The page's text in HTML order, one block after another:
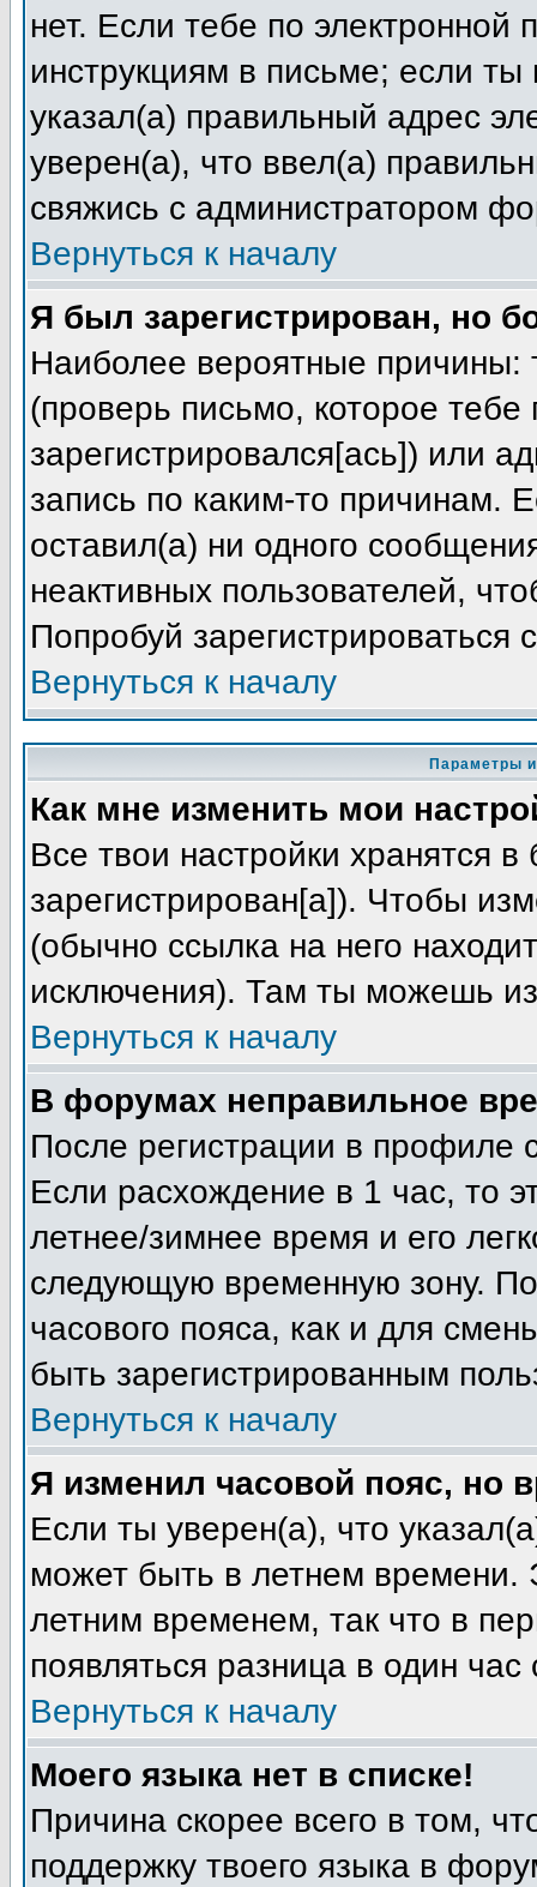
нет. Если тебе по электронной
инструкциям в письме; если
указал(а) правильный адрес
уверен(а), что ввел(а)
свяжись с администратором
Вернуться к началу
Я был зарегистрирован, но
Наиболее вероятные причины:
(проверь письмо, которое тебе
зарегистрировался[ась]) или
запись по каким-то причинам.
оставил(а) ни одного
неактивных пользователей,
Попробуй зарегистрироваться
Вернуться к началу
Параметры
Как мне изменить мои
Все твои настройки хранятся
зарегистрирован[а]). Чтобы
(обычно ссылка на него
исключения). Там ты можешь
Вернуться к началу
В форумах неправильное
После регистрации в профиле
Если расхождение в 1 час, то
летнее/зимнее время и его
следующую временную зону.
часового пояса, как и для
быть зарегистрированным
Вернуться к началу
Я изменил часовой пояс, но
Если ты уверен(а), что
может быть в летнем времени.
летним временем, так что в
появляться разница в один
Вернуться к началу
Моего языка нет в списке!
Причина скорее всего в том,
поддержку твоего языка в